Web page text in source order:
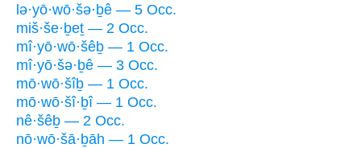
lə·yō·wō·šə·ḇê — 5 Occ.
miš·še·ḇeṯ — 2 Occ.
mî·yō·wō·šêḇ — 1 Occ.
mî·yō·šə·ḇê — 3 Occ.
mō·wō·šîḇ — 1 Occ.
mō·wō·šî·ḇî — 1 Occ.
nê·šêḇ — 2 Occ.
nō·wō·šā·ḇāh — 1 Occ.